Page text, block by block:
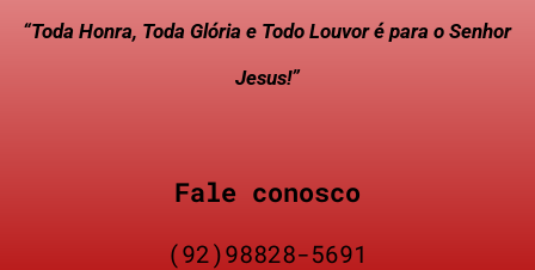
“Toda Honra, Toda Glória e Todo Louvor é para o Senhor
Jesus!”
Fale conosco
(92)98828-5691